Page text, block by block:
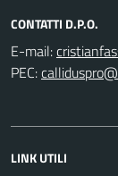
CONTATTI D.P.O.
E-mail:
PEC:
LINK UTILI